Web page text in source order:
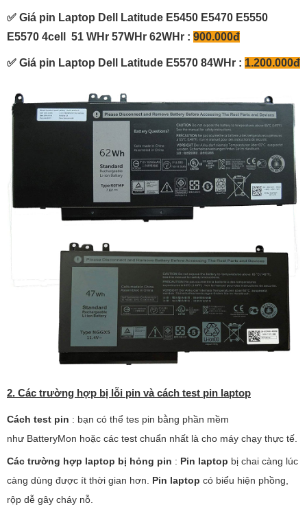
✅ Giá pin Laptop Dell Latitude E5450 E5470 E5550
E5570 4cell 51 WHr 57WHr 62WHr : 900.000đ
✅ Giá pin Laptop Dell Latitude E5570 84WHr : 1.200.000đ
2. Các trường hợp bị lỗi pin và cách test pin laptop
Cách test pin : bạn có thể tes pin bằng phần mềm
như BatteryMon hoặc các test chuẩn nhất là cho máy chạy thực tế.
Các trường hợp laptop bị hỏng pin : Pin laptop bị chai càng lúc
càng dùng được ít thời gian hơn. Pin laptop có biểu hiện phồng,
rộp dễ gây cháy nỗ.